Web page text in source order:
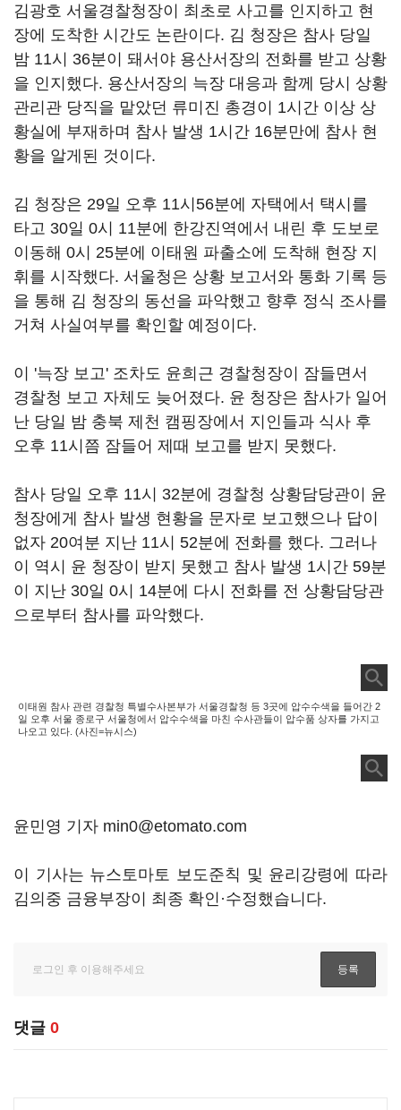
김광호 서울경찰청장이 최초로 사고를 인지하고 현
장에 도착한 시간도 논란이다. 김 청장은 참사 당일
밤 11시 36분이 돼서야 용산서장의 전화를 받고 상황
을 인지했다. 용산서장의 늑장 대응과 함께 당시 상황
관리관 당직을 맡았던 류미진 총경이 1시간 이상 상
황실에 부재하며 참사 발생 1시간 16분만에 참사 현
황을 알게된 것이다.
김 청장은 29일 오후 11시56분에 자택에서 택시를
타고 30일 0시 11분에 한강진역에서 내린 후 도보로
이동해 0시 25분에 이태원 파출소에 도착해 현장 지
휘를 시작했다. 서울청은 상황 보고서와 통화 기록 등
을 통해 김 청장의 동선을 파악했고 향후 정식 조사를
거쳐 사실여부를 확인할 예정이다.
이 '늑장 보고' 조차도 윤희근 경찰청장이 잠들면서
경찰청 보고 자체도 늦어졌다. 윤 청장은 참사가 일어
난 당일 밤 충북 제천 캠핑장에서 지인들과 식사 후
오후 11시쯤 잠들어 제때 보고를 받지 못했다.
참사 당일 오후 11시 32분에 경찰청 상황담당관이 윤
청장에게 참사 발생 현황을 문자로 보고했으나 답이
없자 20여분 지난 11시 52분에 전화를 했다. 그러나
이 역시 윤 청장이 받지 못했고 참사 발생 1시간 59분
이 지난 30일 0시 14분에 다시 전화를 전 상황담당관
으로부터 참사를 파악했다.
이태원 참사 관련 경찰청 특별수사본부가 서울경찰청 등 3곳에 압수수색을 들어간 2
일 오후 서울 종로구 서울청에서 압수수색을 마친 수사관들이 압수품 상자를 가지고
나오고 있다. (사진=뉴시스)
윤민영 기자 min0@etomato.com
이 기사는 뉴스토마토 보도준칙 및 윤리강령에 따라
김의중 금융부장이 최종 확인·수정했습니다.
댓글 0